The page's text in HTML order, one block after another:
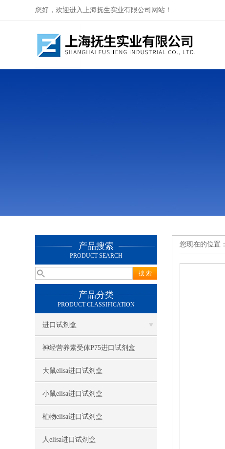
您好，欢迎进入上海抚生实业有限公司网站！
产品搜索
PRODUCT SEARCH
产品分类
PRODUCT CLASSIFICATION
进口试剂盒
神经营养素受体P75进口试剂盒
大鼠elisa进口试剂盒
小鼠elisa进口试剂盒
植物elisa进口试剂盒
人elisa进口试剂盒
您现在的位置：